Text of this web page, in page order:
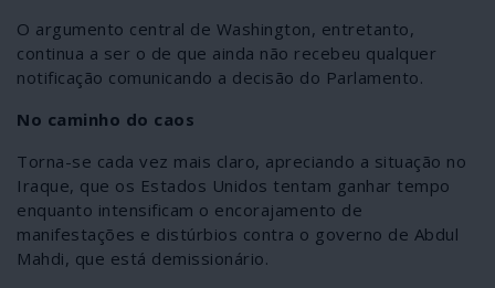
O argumento central de Washington, entretanto,
continua a ser o de que ainda não recebeu qualquer
notificação comunicando a decisão do Parlamento.
No caminho do caos
Torna-se cada vez mais claro, apreciando a situação no
Iraque, que os Estados Unidos tentam ganhar tempo
enquanto intensificam o encorajamento de
manifestações e distúrbios contra o governo de Abdul
Mahdi, que está demissionário.